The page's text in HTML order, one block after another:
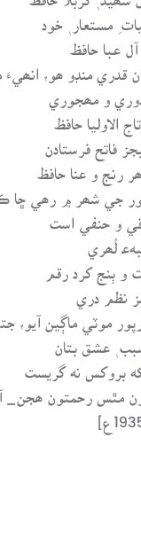
مستعار ٖ خود
عبا حافظ
قدري منڊو ھو،
دوري و مھجوري
الاوليا حافظ
فاتح فرستادن
رنج و عنا حافظ
جي شھر ۾ رھي ڇا
و حنفي است
لُھري
و ٻنج کرد رقم
نظم دري
عشق بتان
بروکس نه گريست
مٿس رحمتون ھجن_